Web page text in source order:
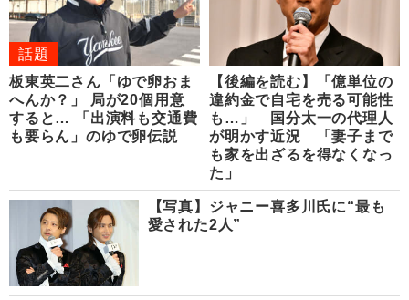
話題
板東英二さん「ゆで卵おま
へんか？」 局が20個用意
すると… 「出演料も交通費
も要らん」のゆで卵伝説
【後編を読む】「億単位の
違約金で自宅を売る可能性
も…」 国分太一の代理人
が明かす近況 「妻子まで
も家を出ざるを得なくなっ
た」
【写真】ジャニー喜多川氏に“最も
愛された2人”